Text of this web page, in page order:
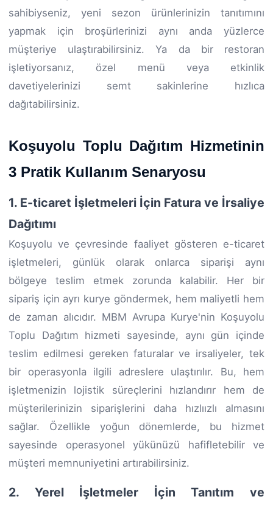
sahibiyseniz, yeni sezon ürünlerinizin tanıtımını
yapmak için broşürlerinizi aynı anda yüzlerce
müşteriye ulaştırabilirsiniz. Ya da bir restoran
işletiyorsanız, özel menü veya etkinlik
davetiyelerinizi semt sakinlerine hızlıca
dağıtabilirsiniz.
Koşuyolu Toplu Dağıtım Hizmetinin
3 Pratik Kullanım Senaryosu
1. E-ticaret İşletmeleri İçin Fatura ve İrsaliye
Dağıtımı
Koşuyolu ve çevresinde faaliyet gösteren e-ticaret
işletmeleri, günlük olarak onlarca siparişi aynı
bölgeye teslim etmek zorunda kalabilir. Her bir
sipariş için ayrı kurye göndermek, hem maliyetli hem
de zaman alıcıdır. MBM Avrupa Kurye'nin Koşuyolu
Toplu Dağıtım hizmeti sayesinde, aynı gün içinde
teslim edilmesi gereken faturalar ve irsaliyeler, tek
bir operasyonla ilgili adreslere ulaştırılır. Bu, hem
işletmenizin lojistik süreçlerini hızlandırır hem de
müşterilerinizin siparişlerini daha hızlıızlı almasını
sağlar. Özellikle yoğun dönemlerde, bu hizmet
sayesinde operasyonel yükünüzü hafifletebilir ve
müşteri memnuniyetini artırabilirsiniz.
2. Yerel İşletmeler İçin Tanıtım ve